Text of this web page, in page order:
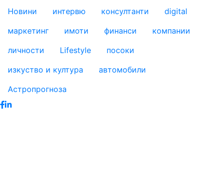
footer_statii
Новини интервю консултанти
digital
маркетинг
имоти финанси
компании
личности
Lifestyle
посоки
изкуство и култура
автомобили
Астропрогноза